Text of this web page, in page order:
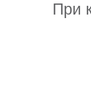
При